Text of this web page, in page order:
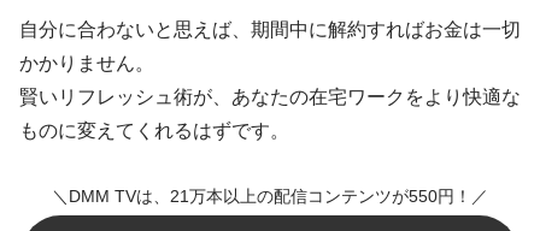
自分に合わないと思えば、期間中に解約すればお金は一切
かかりません。
賢いリフレッシュ術が、あなたの在宅ワークをより快適な
ものに変えてくれるはずです。
＼DMM TVは、21万本以上の配信コンテンツが550円！／